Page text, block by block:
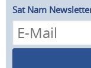
Sat Nam